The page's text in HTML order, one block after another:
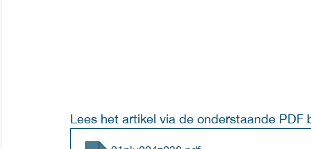
Lees het artikel via de onderstaande PDF